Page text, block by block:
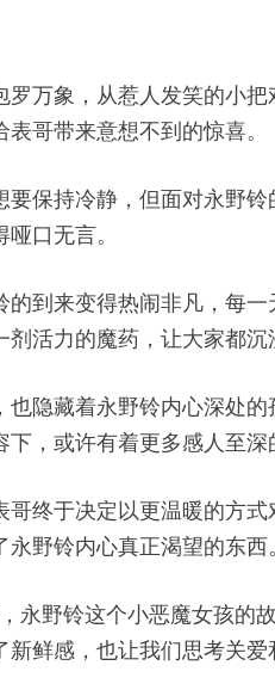
罗万象，从惹人发笑的小
哥带来意想不到的惊喜。
要保持冷静，但面对永野
口无言。
的到来变得热闹非凡，每
活力的魔药，让大家都沉
也隐藏着永野铃内心深处
，或许有着更多感人至深
哥终于决定以更温暖的方
野铃内心真正渴望的东西。
，永野铃这个小恶魔女孩
鲜感，也让我们思考关爱